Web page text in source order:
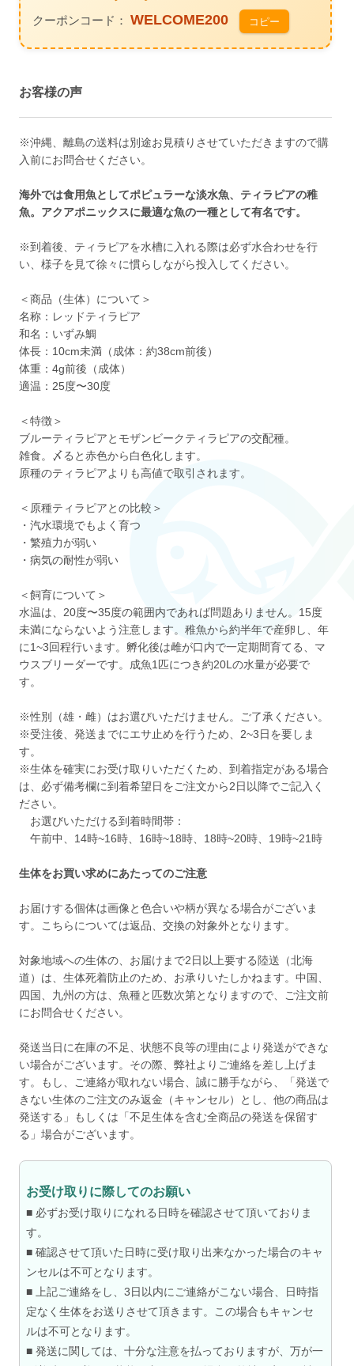
クーポンコード：WELCOME200 コピー
お客様の声
※沖縄、離島の送料は別途お見積りさせていただきますので購
入前にお問合せください。
海外では食用魚としてポピュラーな淡水魚、ティラピアの稚
魚。アクアポニックスに最適な魚の一種として有名です。
※到着後、ティラピアを水槽に入れる際は必ず水合わせを行
い、様子を見て徐々に慣らしながら投入してください。
＜商品（生体）について＞
名称：レッドティラピア
和名：いずみ鯛
体長：10cm未満（成体：約38cm前後）
体重：4g前後（成体）
適温：25度〜30度
＜特徴＞
ブルーティラピアとモザンビークティラピアの交配種。
雑食。〆ると赤色から白色化します。
原種のティラピアよりも高値で取引されます。
＜原種ティラピアとの比較＞
・汽水環境でもよく育つ
・繁殖力が弱い
・病気の耐性が弱い
＜飼育について＞
水温は、20度〜35度の範囲内であれば問題ありません。15度
未満にならないよう注意します。稚魚から約半年で産卵し、年
に1~3回程行います。孵化後は雌が口内で一定期間育てる、マ
ウスブリーダーです。成魚1匹につき約20Lの水量が必要で
す。
※性別（雄・雌）はお選びいただけません。ご了承ください。
※受注後、発送までにエサ止めを行うため、2~3日を要しま
す。
※生体を確実にお受け取りいただくため、到着指定がある場合
は、必ず備考欄に到着希望日をご注文から2日以降でご記入く
ださい。
お選びいただける到着時間帯：
午前中、14時~16時、16時~18時、18時~20時、19時~21時
生体をお買い求めにあたってのご注意
お届けする個体は画像と色合いや柄が異なる場合がございま
す。こちらについては返品、交換の対象外となります。
対象地域への生体の、お届けまで2日以上要する陸送（北海
道）は、生体死着防止のため、お承りいたしかねます。中国、
四国、九州の方は、魚種と匹数次第となりますので、ご注文前
にお問合せください。
発送当日に在庫の不足、状態不良等の理由により発送ができな
い場合がございます。その際、弊社よりご連絡を差し上げま
す。もし、ご連絡が取れない場合、誠に勝手ながら、「発送で
きない生体のご注文のみ返金（キャンセル）とし、他の商品は
発送する」もしくは「不足生体を含む全商品の発送を保留す
る」場合がございます。
お受け取りに際してのお願い
■ 必ずお受け取りになれる日時を確認させて頂いておりま
す。
■ 確認させて頂いた日時に受け取り出来なかった場合のキャ
ンセルは不可となります。
■ 上記ご連絡をし、3日以内にご連絡がこない場合、日時指
定なく生体をお送りさせて頂きます。この場合もキャンセ
ルは不可となります。
■ 発送に関しては、十分な注意を払っておりますが、万が一